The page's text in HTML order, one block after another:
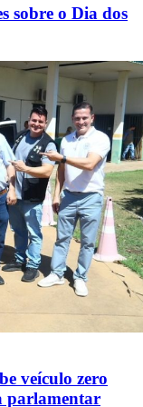
sobre o Dia dos
veículo zero
parlamentar